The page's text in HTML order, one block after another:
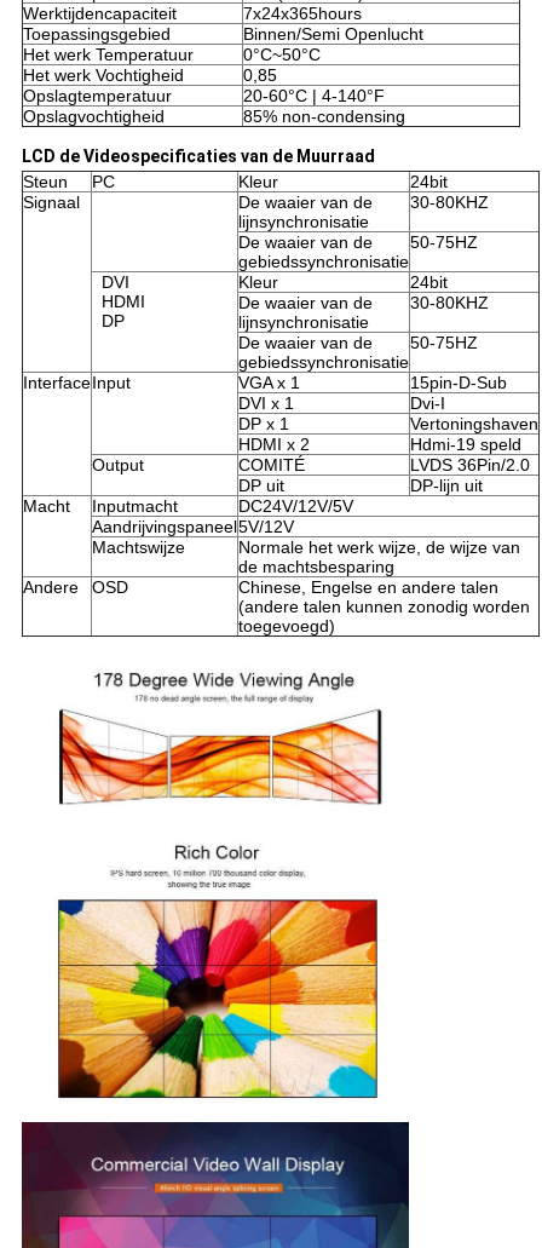
Werktijdencapaciteit
7x24x365hours
Toepassingsgebied
Binnen/Semi Openlucht
Het werk Temperatuur
0°C~50°C
Het werk Vochtigheid
0,85
Opslagtemperatuur
20-60°C | 4-140°F
Opslagvochtigheid
85% non-condensing
LCD de Videospecificaties van de Muurraad
Steun
PC Kleur
24bit
Signaal
De waaier van de
lijnsynchronisatie
30-80KHZ
De waaier van de
gebiedssynchronisatie
50-75HZ
DVI
HDMI
DP
Kleur
24bit
De waaier van de
lijnsynchronisatie
30-80KHZ
De waaier van de
gebiedssynchronisatie
50-75HZ
InterfaceInput VGA x 1
15pin-D-Sub
DVI x 1
Dvi-I
DP x 1
Vertoningshaven
HDMI x 2
Hdmi-19 speld
Output
COMITÉ
LVDS 36Pin/2.0
DP uit
DP-lijn uit
Macht
Inputmacht
DC24V/12V/5V
Aandrijvingspaneel5V/12V
Machtswijze
Normale het werk wijze, de wijze van
de machtsbesparing
Andere
OSD
Chinese, Engelse en andere talen
(andere talen kunnen zonodig worden
toegevoegd)